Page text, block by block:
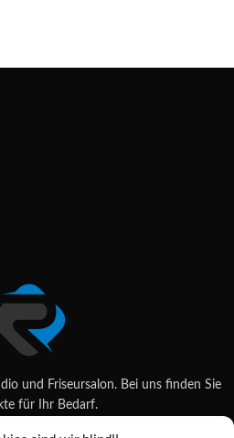
und Friseursalon. Bei uns finden Sie
für Ihr Bedarf.